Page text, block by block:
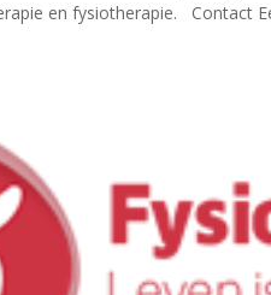
en fysiotherapie. Contact